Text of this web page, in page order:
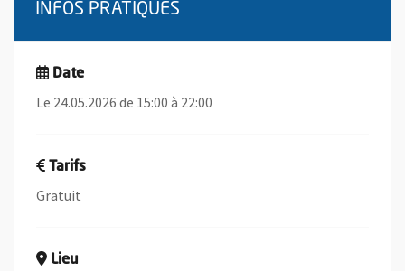
INFOS PRATIQUES
Date
Le 24.05.2026 de 15:00 à 22:00
Tarifs
Gratuit
Lieu